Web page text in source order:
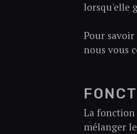
lorsqu'elle
Pour
nous vous
La fonction
mélanger